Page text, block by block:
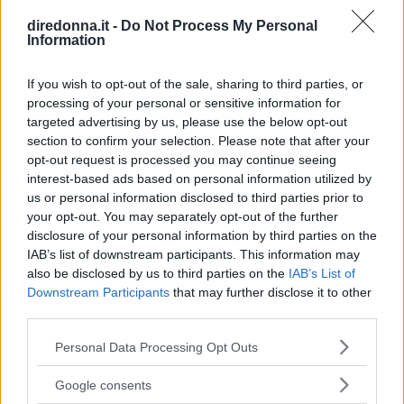
diredonna.it - Do Not Process My Personal
Information
If you wish to opt-out of the sale, sharing to third parties, or
processing of your personal or sensitive information for
targeted advertising by us, please use the below opt-out
section to confirm your selection. Please note that after your
opt-out request is processed you may continue seeing
interest-based ads based on personal information utilized by
us or personal information disclosed to third parties prior to
your opt-out. You may separately opt-out of the further
disclosure of your personal information by third parties on the
IAB’s list of downstream participants. This information may
also be disclosed by us to third parties on the IAB’s List of
Downstream Participants that may further disclose it to other
Please note that this website/app uses one or more Google
not limited to your visit or usage behaviour. You may click to
Personal Data Processing Opt Outs
Google consents
rimettete il sugo sul fuoco e sbriciolatevi dentro
il ½ dado aggiungendo anche la farina per farlo
di legno per una decina di minuti. Rimettete
l’anguilla nella pirofila, fatela scaldare e
servitela con le patate lessate, sbucciate e
tagliate a fette.
DOSI PER 4 PERSONE
INGREDIENTI
1 anguilla di 1 kg.
aceto
2 cipolle
50 g. di burro
2 chiodi di garofano
prezzemolo
maggiorana